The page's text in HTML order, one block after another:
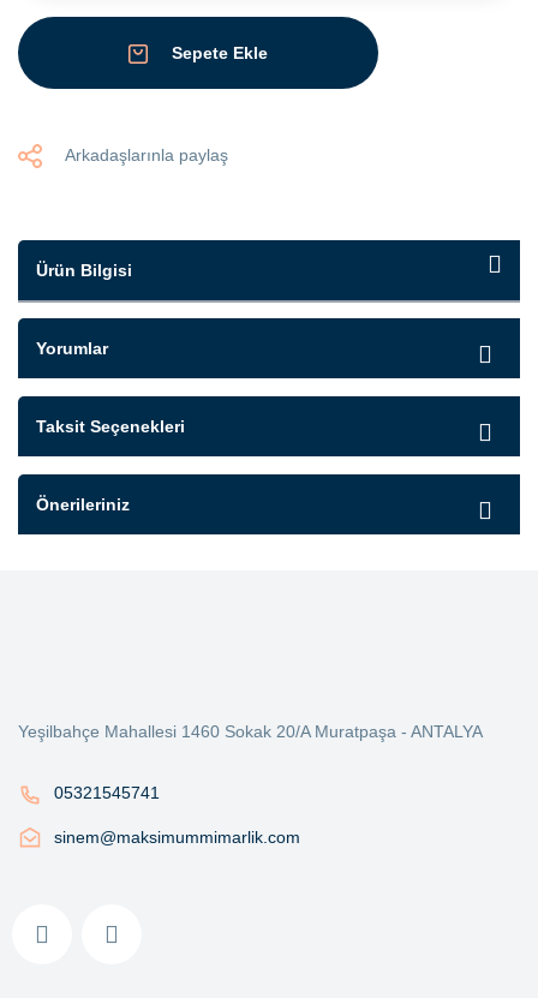
Sepete Ekle
Arkadaşlarınla paylaş
Ürün Bilgisi
Yorumlar
Taksit Seçenekleri
Önerileriniz
Yeşilbahçe Mahallesi 1460 Sokak 20/A Muratpaşa - ANTALYA
05321545741
sinem@maksimummimarlik.com